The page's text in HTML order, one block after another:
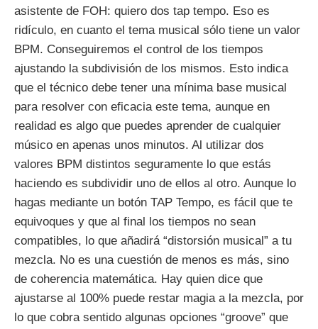
asistente de FOH: quiero dos tap tempo. Eso es
ridículo, en cuanto el tema musical sólo tiene un valor
BPM. Conseguiremos el control de los tiempos
ajustando la subdivisión de los mismos. Esto indica
que el técnico debe tener una mínima base musical
para resolver con eficacia este tema, aunque en
realidad es algo que puedes aprender de cualquier
músico en apenas unos minutos. Al utilizar dos
valores BPM distintos seguramente lo que estás
haciendo es subdividir uno de ellos al otro. Aunque lo
hagas mediante un botón TAP Tempo, es fácil que te
equivoques y que al final los tiempos no sean
compatibles, lo que añadirá “distorsión musical” a tu
mezcla. No es una cuestión de menos es más, sino
de coherencia matemática. Hay quien dice que
ajustarse al 100% puede restar magia a la mezcla, por
lo que cobra sentido algunas opciones “groove” que